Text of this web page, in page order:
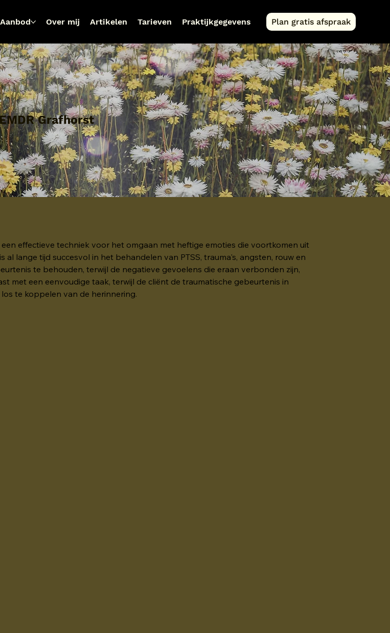
Aanbod Over mij Artikelen Tarieven Praktijkgegevens Plan gratis afspraak
Grafhorst
effectieve techniek voor het omgaan met heftige emoties die voortkomen uit
lange tijd succesvol in het behandelen van PTSS, trauma's, angsten, rouw en
te behouden, terwijl de negatieve gevoelens die eraan verbonden zijn,
met een eenvoudige taak, terwijl de cliënt de traumatische gebeurtenis in
te koppelen van de herinnering.